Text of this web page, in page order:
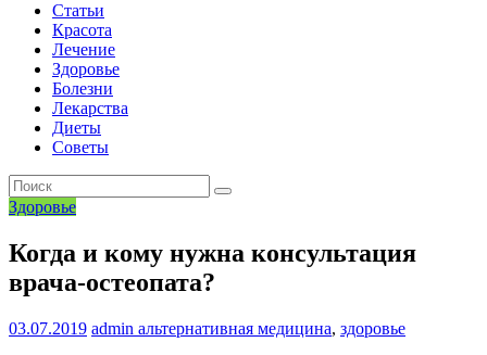
Статьи
Красота
Лечение
Здоровье
Болезни
Лекарства
Диеты
Советы
Здоровье
Когда и кому нужна консультация
врача-остеопата?
03.07.2019 admin альтернативная медицина, здоровье